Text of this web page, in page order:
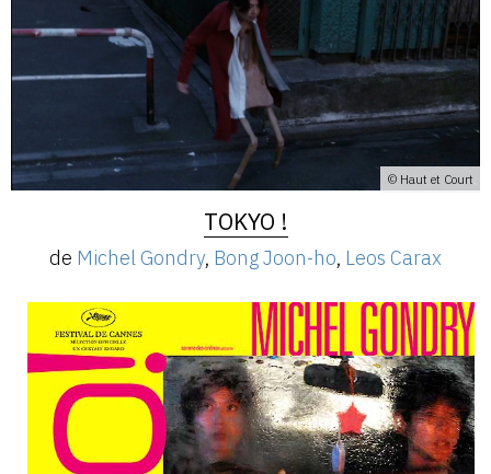
© Haut et Court
TOKYO !
de Michel Gondry, Bong Joon-ho, Leos Carax